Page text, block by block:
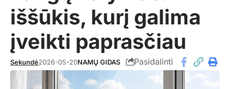
iššūkis, kurį galima
įveikti paprasčiau
Sekundė2026-05-20NAMŲ GIDAS Pasidalinti